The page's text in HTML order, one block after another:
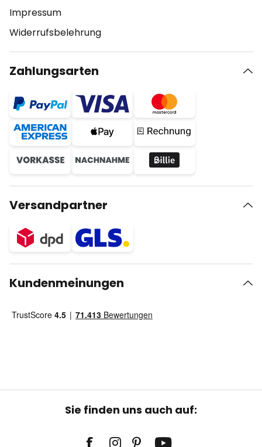
Impressum
Widerrufsbelehrung
Zahlungsarten
Versandpartner
Kundenmeinungen
Sie finden uns auch auf: